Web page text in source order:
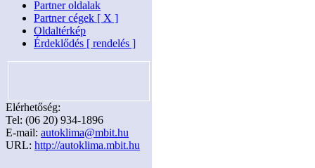
Partner oldalak
Partner cégek [ X ]
Oldaltérkép
Érdeklődés [ rendelés ]
Elérhetőség:
Tel: (06 20) 934-1896
E-mail: autoklima@mbit.hu
URL: http://autoklima.mbit.hu